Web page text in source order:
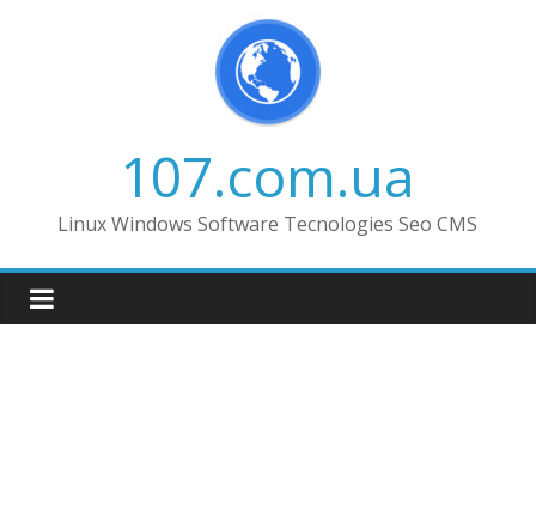
107.com.ua
Linux Windows Software Tecnologies Seo CMS